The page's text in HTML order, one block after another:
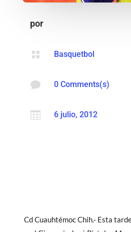
por
 Basquetbol
 0 Comments(s)
 6 julio, 2012
Cd Cuauhtémoc Chih.- Esta